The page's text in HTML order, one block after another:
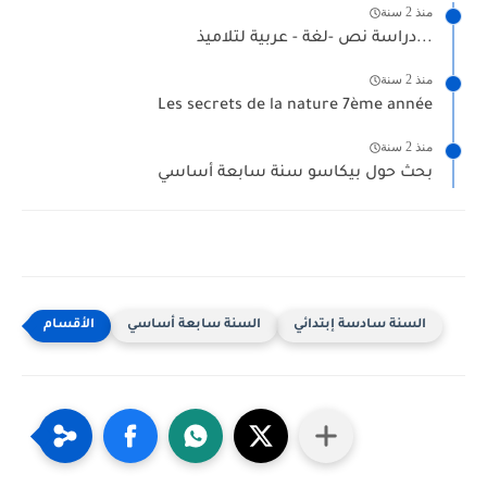
منذ 2 سنة
دراسة نص -لغة - عربية لتلاميذ...
منذ 2 سنة
Les secrets de la nature 7ème année
منذ 2 سنة
بحث حول بيكاسو سنة سابعة أساسي
السنة سابعة أساسي السنة سادسة إبتدائي